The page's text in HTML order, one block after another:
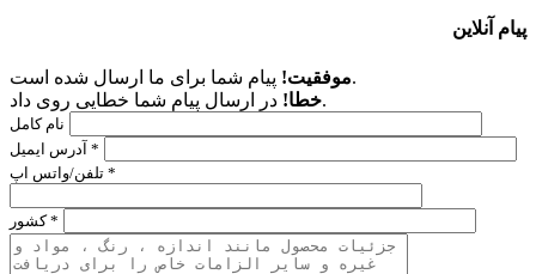
پیام آنلاین
موفقیت!پیام شما برای ما ارسال شده است.
خطا!در ارسال پیام شما خطایی روی داد.
نام کامل
آدرس ایمیل *
تلفن/واتس اپ *
کشور *